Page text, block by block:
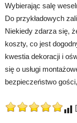
Wybierając salę
Do przykładowych
Niekiedy zdarza się,
koszty, co jest
kwestia dekoracji i
się o usługi
bezpieczeństwo